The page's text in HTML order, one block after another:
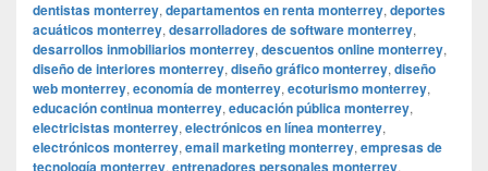
dentistas monterrey, departamentos en renta monterrey, deportes
acuáticos monterrey, desarrolladores de software monterrey,
desarrollos inmobiliarios monterrey, descuentos online monterrey,
diseño de interiores monterrey, diseño gráfico monterrey, diseño
web monterrey, economía de monterrey, ecoturismo monterrey,
educación continua monterrey, educación pública monterrey,
electricistas monterrey, electrónicos en línea monterrey,
electrónicos monterrey, email marketing monterrey, empresas de
tecnología monterrey, entrenadores personales monterrey,